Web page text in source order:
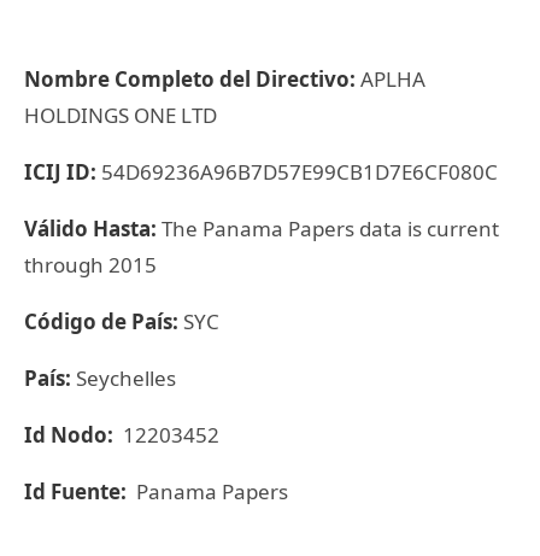
Nombre Completo del Directivo: APLHA
HOLDINGS ONE LTD
ICIJ ID: 54D69236A96B7D57E99CB1D7E6CF080C
Válido Hasta: The Panama Papers data is current
through 2015
Código de País: SYC
País: Seychelles
Id Nodo: 12203452
Id Fuente: Panama Papers